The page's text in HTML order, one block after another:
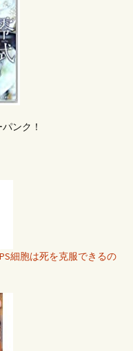
ンク！
細胞は死を克服できるの